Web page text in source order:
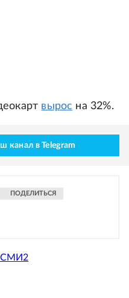
вырос на 32%.
канал в Telegram
ПОДЕЛИТЬСЯ
СМИ2